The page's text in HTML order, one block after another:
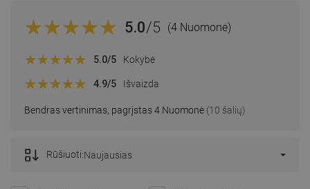
5.0/5 (4 Nuomonė)
Bendras vertinimas, pagrįstas 4 Nuomonė (10 šalių)
5.0/5 Kokybė
4.9/5 Išvaizda
Rūšiuoti:Naujausias